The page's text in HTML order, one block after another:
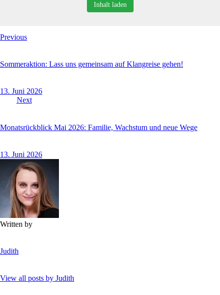
Inhalt laden
Previous
Sommeraktion: Lass uns gemeinsam auf Klangreise gehen!
13. Juni 2026
Next
Monatsrückblick Mai 2026: Familie, Wachstum und neue Wege
13. Juni 2026
Written by
Judith
View all posts by Judith